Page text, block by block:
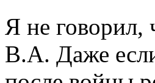
Я не говорил,
В.А. Даже